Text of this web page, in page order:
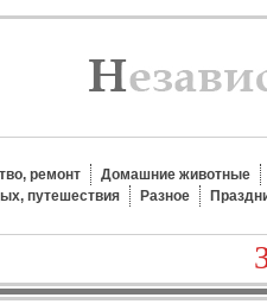
ремонт
Домашние животные
путешествия
Разное